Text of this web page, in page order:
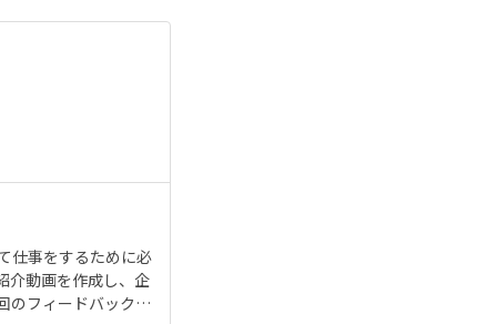
仕事をするために必
介動画を作成し、企
のフィードバック授